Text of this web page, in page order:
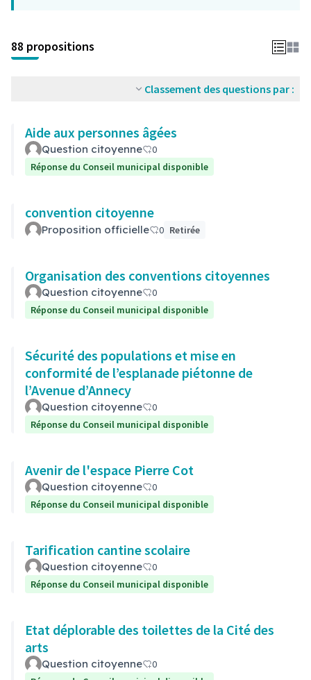
88 propositions
Classement des questions par :
Aide aux personnes âgées
Question citoyenne
0
Réponse du Conseil municipal disponible
convention citoyenne
Proposition officielle 0 Retirée
Organisation des conventions citoyennes
Question citoyenne
0
Réponse du Conseil municipal disponible
Sécurité des populations et mise en
conformité de l’esplanade piétonne de
l’Avenue d’Annecy
Question citoyenne
0
Réponse du Conseil municipal disponible
Avenir de l'espace Pierre Cot
Question citoyenne
0
Réponse du Conseil municipal disponible
Tarification cantine scolaire
Question citoyenne
0
Réponse du Conseil municipal disponible
Etat déplorable des toilettes de la Cité des
arts
Question citoyenne
0